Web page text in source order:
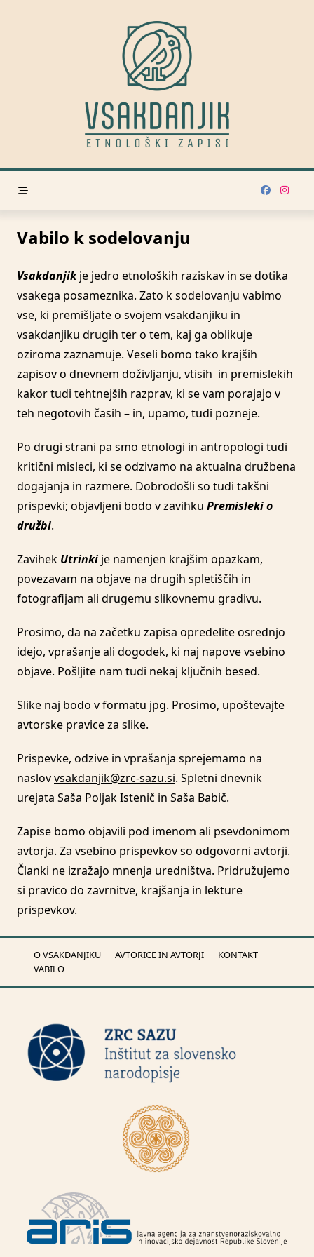
Vabilo k sodelovanju
Vsakdanjikje jedro etnoloških raziskav in se dotika
vsakega posameznika. Zato k sodelovanju vabimo
vse, ki premišljate o svojem vsakdanjiku in
vsakdanjiku drugih ter o tem, kaj ga oblikuje
oziroma zaznamuje. Veseli bomo tako krajših
zapisov o dnevnem doživljanju, vtisih in premislekih
kakor tudi tehtnejših razprav, ki se vam porajajo v
teh negotovih časih – in, upamo, tudi pozneje.
Po drugi strani pa smo etnologi in antropologi tudi
kritični misleci, ki se odzivamo na aktualna družbena
dogajanja in razmere. Dobrodošli so tudi takšni
prispevki; objavljeni bodo v zavihku Premisleki o
družbi.
Zavihek Utrinki je namenjen krajšim opazkam,
povezavam na objave na drugih spletiščih in
fotografijam ali drugemu slikovnemu gradivu.
Prosimo, da na začetku zapisa opredelite osrednjo
idejo, vprašanje ali dogodek, ki naj napove vsebino
objave. Pošljite nam tudi nekaj ključnih besed.
Slike naj bodo v formatu jpg. Prosimo, upoštevajte
avtorske pravice za slike.
Prispevke, odzive in vprašanja sprejemamo na
naslovvsakdanjik@zrc-sazu.si. Spletni dnevnik
urejata Saša Poljak Istenič in Saša Babič.
Zapise bomo objavili pod imenom ali psevdonimom
avtorja. Za vsebino prispevkov so odgovorni avtorji.
Članki ne izražajo mnenja uredništva. Pridružujemo
si pravico do zavrnitve, krajšanja in lekture
prispevkov.
O VSAKDANJIKU AVTORICE IN AVTORJI
KONTAKT
VABILO